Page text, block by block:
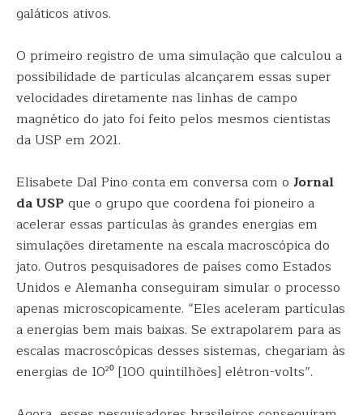
galáticos ativos.
O primeiro registro de uma simulação que calculou a
possibilidade de partículas alcançarem essas super
velocidades diretamente nas linhas de campo
magnético do jato foi feito pelos mesmos cientistas
da USP em 2021.
Elisabete Dal Pino conta em conversa com o Jornal
da USPque o grupo que coordena foi pioneiro a
acelerar essas partículas às grandes energias em
simulações diretamente na escala macroscópica do
jato. Outros pesquisadores de países como Estados
Unidos e Alemanha conseguiram simular o processo
apenas microscopicamente. “Eles aceleram partículas
a energias bem mais baixas. Se extrapolarem para as
escalas macroscópicas desses sistemas, chegariam às
energias de 10²⁰ [100 quintilhões] elétron-volts”.